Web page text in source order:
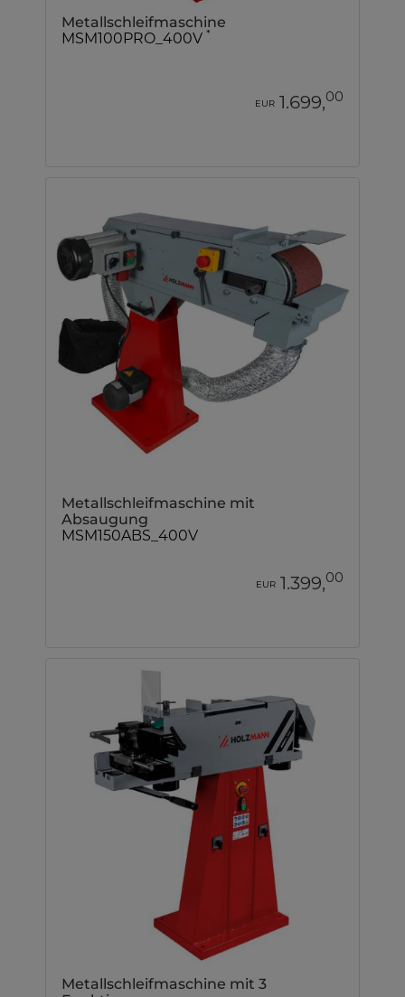
Metallschleifmaschine
MSM100PRO_400V *
EUR 1.699,00
Metallschleifmaschine mit
Absaugung
MSM150ABS_400V
EUR 1.399,00
Metallschleifmaschine mit 3